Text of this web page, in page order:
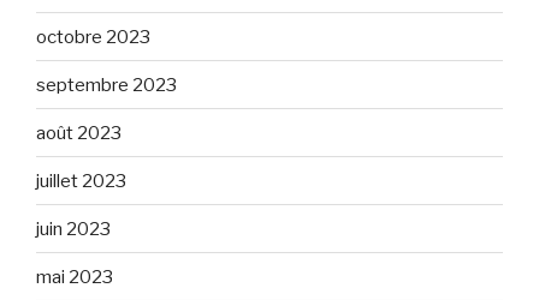
octobre 2023
septembre 2023
août 2023
juillet 2023
juin 2023
mai 2023